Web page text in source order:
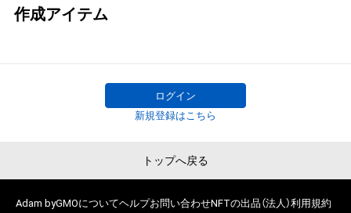
作成アイテム
ログイン
新規登録はこちら
トップへ戻る
Adam byGMOについてヘルプお問い合わせNFTの出品（法人）利用規約